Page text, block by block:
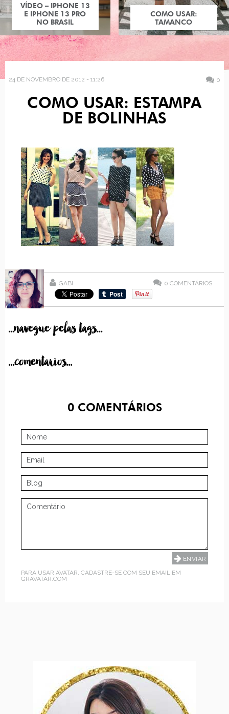
VÍDEO – IPHONE 13
E IPHONE 13 PRO
NO BRASIL
COMO USAR:
TAMANCO
24 DE NOVEMBRO DE 2012 - 11:26 0
COMO USAR: ESTAMPA
DE BOLINHAS
GABI 0 COMENTÁRIOS
...navegue pelas tags...
...comentarios...
0COMENTÁRIOS
PARA USAR AVATAR, CADASTRE-SE COM SEU EMAIL EM
GRAVATAR.COM